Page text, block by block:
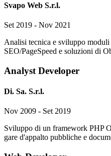
Svapo Web S.r.l.
Set 2019 - Nov 2021
Analisi tecnica e sviluppo
SEO/PageSpeed e soluzioni di
Analyst Developer
Di. Sa. S.r.l.
Nov 2009 - Set 2019
Sviluppo di un framework PHP
gare d'appalto pubbliche e